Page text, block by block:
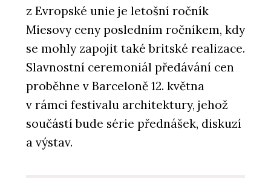
z Evropské unie je letošní ročník
Miesovy ceny posledním ročníkem, kdy
se mohly zapojit také britské realizace.
Slavnostní ceremoniál předávání cen
proběhne v Barceloně 12. května
v rámci festivalu architektury, jehož
součástí bude série přednášek, diskuzí
a výstav.